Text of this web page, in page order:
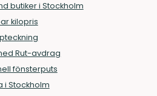
butiker i Stockholm
kilopris
Rut-avdrag
fönsterputs
i Stockholm